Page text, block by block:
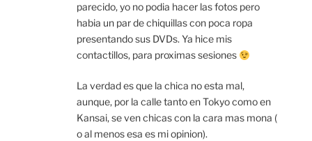
parecido, yo no podia hacer las fotos pero
habia un par de chiquillas con poca ropa
presentando sus DVDs. Ya hice mis
contactillos, para proximas sesiones
La verdad es que la chica no esta mal,
aunque, por la calle tanto en Tokyo como en
Kansai, se ven chicas con la cara mas mona (
o al menos esa es mi opinion).